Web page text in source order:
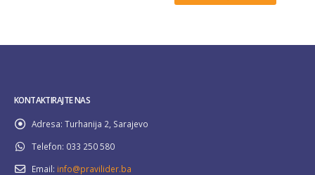
KONTAKTIRAJTE NAS
Adresa: Turhanija 2, Sarajevo
Telefon: 033 250 580
Email: info@pravilider.ba